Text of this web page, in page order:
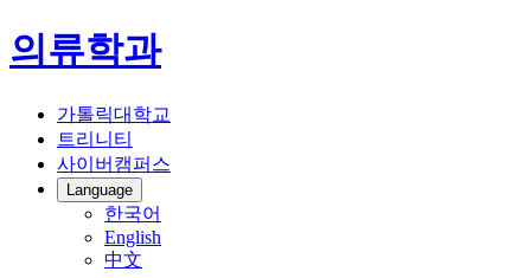
의류학과
가톨릭대학교
트리니티
사이버캠퍼스
Language
한국어
English
中文